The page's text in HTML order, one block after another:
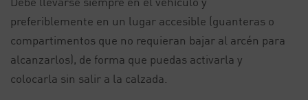
preferiblemente en un lugar accesible (guanteras o
compartimentos que no requieran bajar al arcén para
alcanzarlos), de forma que puedas activarla y
colocarla sin salir a la calzada.